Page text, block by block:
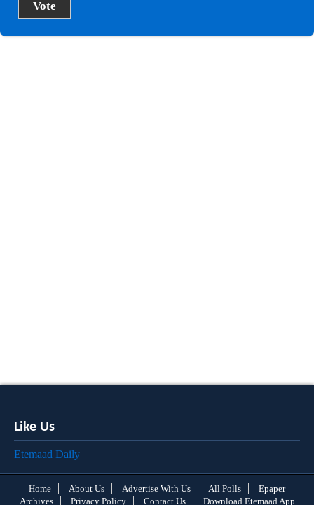
Like Us
Etemaad Daily
Home About Us Advertise With Us All Polls
Epaper
Archives
Privacy Policy Contact Us Download Etemaad App